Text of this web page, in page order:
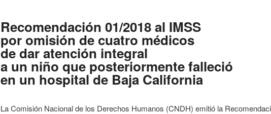
Recomendación 01/2018 al IMSS
por omisión de cuatro médicos
de dar atención integral
a un niño que posteriormente falleció
en un hospital de Baja California
La Comisión Nacional de los Derechos Humanos (CNDH) emitió la